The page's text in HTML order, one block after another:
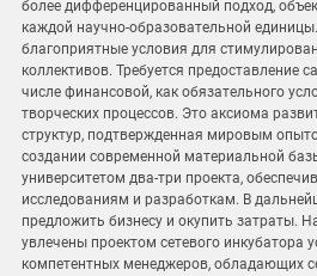
более дифференцированный подход,
каждой научно-образовательной
благоприятные условия для
коллективов. Требуется предоставление
числе финансовой, как обязательного
творческих процессов. Это аксиома
структур, подтвержденная мировым
создании современной материальной
университетом два-три проекта,
исследованиям и разработкам. В
предложить бизнесу и окупить затраты.
увлечены проектом сетевого инкубатора
компетентных менеджеров, обладающих